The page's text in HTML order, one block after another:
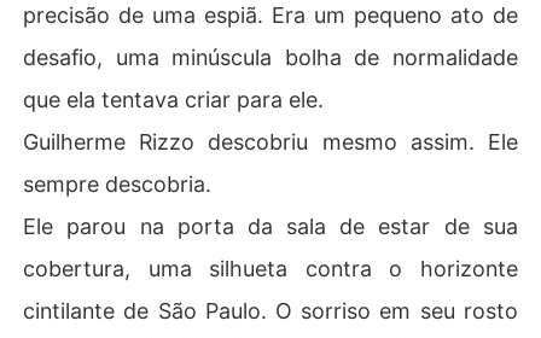
precisão de uma espiã. Era um pequeno ato de
desafio, uma minúscula bolha de normalidade
que ela tentava criar para ele.
Guilherme Rizzo descobriu mesmo assim. Ele
sempre descobria.
Ele parou na porta da sala de estar de sua
cobertura, uma silhueta contra o horizonte
cintilante de São Paulo. O sorriso em seu rosto